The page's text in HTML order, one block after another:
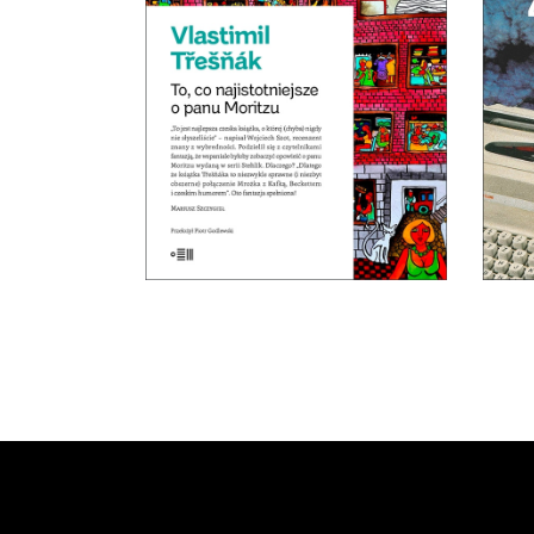
O PANU MORITZU
Premiera 22 marca
39.00zł 19.50zł